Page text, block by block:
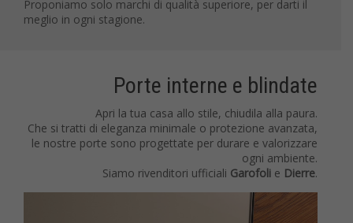
Proponiamo solo marchi di qualità superiore, per darti il
meglio in ogni stagione.
Porte interne e blindate
Apri la tua casa allo stile, chiudila alla paura.
Che si tratti di eleganza minimale o protezione avanzata,
le nostre porte sono progettate per durare e valorizzare
ogni ambiente.
Siamo rivenditori ufficiali Garofoli e Dierre.